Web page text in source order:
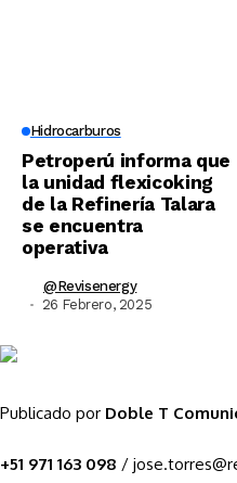
Hidrocarburos
Petroperú informa que
la unidad flexicoking
de la Refinería Talara
se encuentra
operativa
@revisenergy
26 Febrero, 2025
Publicado por Doble T
+51 971 163 098 /